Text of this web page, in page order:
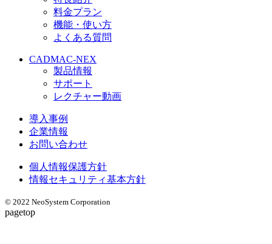
料金プラン
機能・使い方
よくある質問
CADMAC-NEX
製品情報
サポート
レクチャー動画
導入事例
企業情報
お問い合わせ
個人情報保護方針
情報セキュリティ基本方針
© 2022 NeoSystem Corporation
pagetop